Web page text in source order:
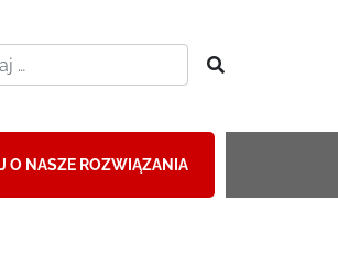
O NASZE ROZWIĄZANIA